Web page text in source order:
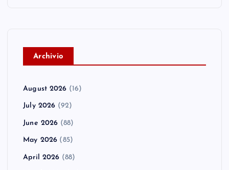
Archivio
August 2026 (16)
July 2026 (92)
June 2026 (88)
May 2026 (85)
April 2026 (88)